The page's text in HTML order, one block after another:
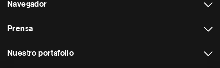
Navegador
Prensa
Nuestro portafolio